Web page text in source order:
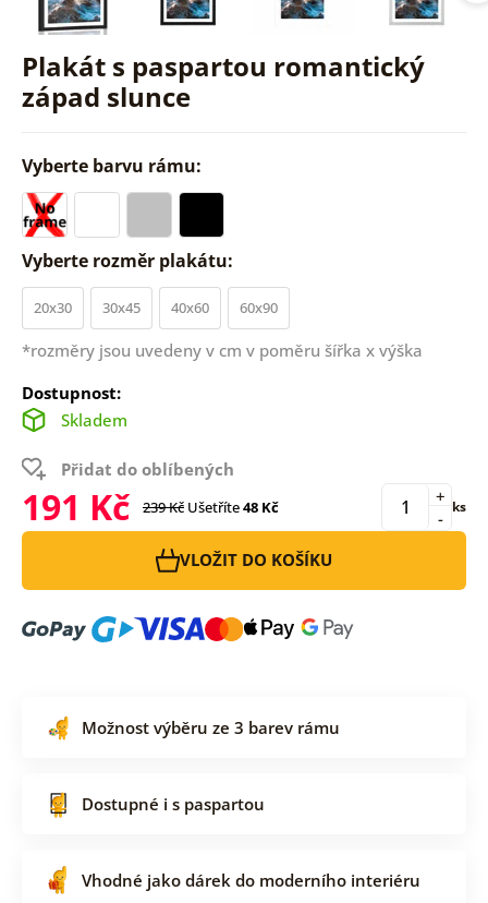
Plakát s paspartou romantický
západ slunce
Vyberte barvu rámu:
Vyberte rozměr plakátu:
20x30 30x45 40x60 60x90
*rozměry jsou uvedeny v cm v poměru šířka x výška
Dostupnost:
Skladem
Přidat do oblíbených
191 Kč 239 Kč Ušetříte48 Kč -
+ ks
VLOŽIT DO KOŠÍKU
Možnost výběru ze 3 barev rámu
Dostupné i s paspartou
Vhodné jako dárek do moderního interiéru